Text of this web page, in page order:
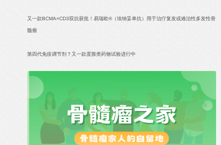
又一款BCMA×CD3双抗获批！易瑞欧®（埃纳妥单抗）用于治疗复发或难治性多发性骨
髓瘤
第四代免疫调节剂？又一款度胺类药物试验进行中